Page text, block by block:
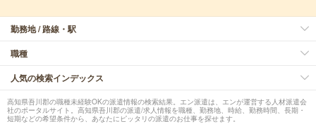
勤務地 / 路線・駅
職種
人気の検索インデックス
高知県吾川郡の職種未経験OKの派遣情報の検索結果。エン派遣は、エンが運営する人材派遣会
社のポータルサイト。高知県吾川郡の派遣/求人情報を職種、勤務地、時給、勤務時間、長期・
短期などの希望条件から、あなたにピッタリの派遣のお仕事を探せます。